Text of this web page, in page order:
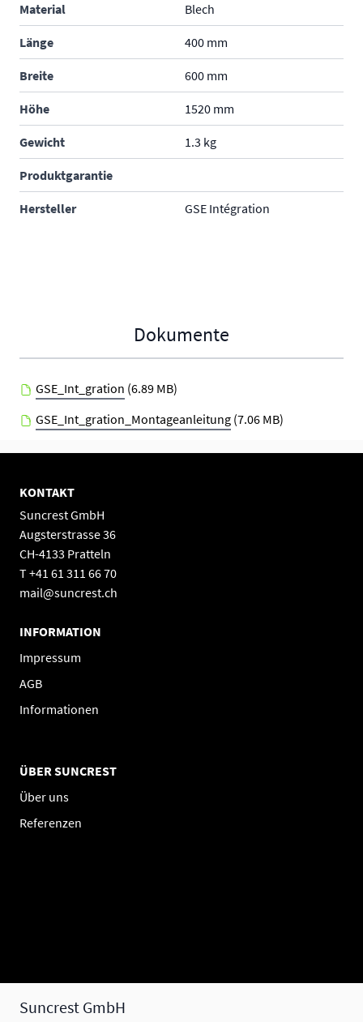
Material Blech
Länge 400 mm
Breite 600 mm
Höhe 1520 mm
Gewicht 1.3 kg
Produktgarantie
Hersteller GSE Intégration
Dokumente
GSE_Int_gration (6.89 MB)
GSE_Int_gration_Montageanleitung (7.06 MB)
KONTAKT
Suncrest GmbH
Augsterstrasse 36
CH-4133 Pratteln
T +41 61 311 66 70
mail@suncrest.ch
INFORMATION
Impressum
AGB
Informationen
ÜBER SUNCREST
Über uns
Referenzen
Suncrest GmbH